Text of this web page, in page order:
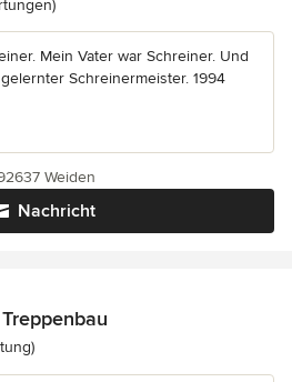
Mein Vater war Schreiner. Und
Schreinermeister. 1994
Nachricht
Weiden
4 von 5 Sternen